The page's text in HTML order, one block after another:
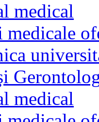
medical
medicale
medical